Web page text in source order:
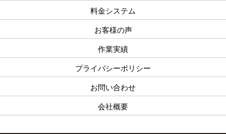
料金システム
お客様の声
作業実績
プライバシーポリシー
お問い合わせ
会社概要